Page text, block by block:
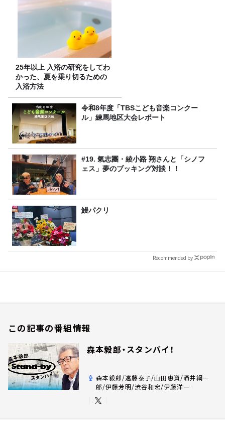
25年以上 入浴の研究をしてわ
かった、夏を乗り切るための
入浴方法
令和8年度「TBSこども音楽コンクー
ル」練馬地区大会レポート
#19. 氣志團・綾小路 翔さんと「シノフ
ェス」夢のブッキング対談！！
鰻パクリ
Recommended by
この記事の番組情報
森本毅郎・スタンバイ！
森本毅郎/遠藤泰子/山田惠資/酒井綱一
郎/伊藤芳明/渋谷和宏/伊藤洋一